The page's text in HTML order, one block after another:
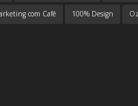
com Café 100% Design